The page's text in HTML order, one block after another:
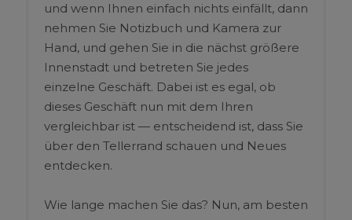
und wenn Ihnen einfach nichts einfällt, dann
nehmen Sie Notizbuch und Kamera zur
Hand, und gehen Sie in die nächst größere
Innenstadt und betreten Sie jedes
einzelne Geschäft. Dabei ist es egal, ob
dieses Geschäft nun mit dem Ihren
vergleichbar ist — entscheidend ist, dass Sie
über den Tellerrand schauen und Neues
entdecken.
Wie lange machen Sie das? Nun, am besten